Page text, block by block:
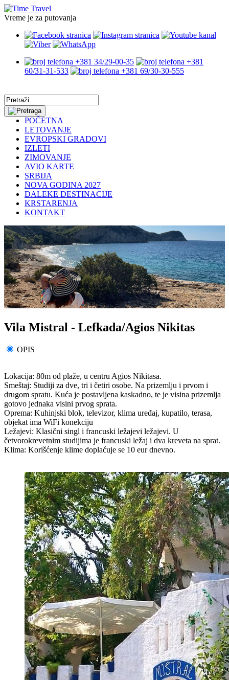
Vreme je za putovanja
+381 34/29-00-35
+381
60/31-31-533
+381 69/30-30-555
POČETNA
LETOVANJE
EVROPSKI GRADOVI
IZLETI
ZIMOVANJE
AVIO KARTE
SRBIJA
NOVA GODINA 2027
DALEKE DESTINACIJE
KRSTARENJA
KONTAKT
Vila Mistral - Lefkada/Agios Nikitas
OPIS
Lokacija: 80m od plaže, u centru Agios Nikitasa.
Smeštaj: Studiji za dve, tri i četiri osobe. Na prizemlju i prvom i
drugom spratu. Kuća je postavljena kaskadno, te je visina prizemlja
gotovo jednaka visini prvog sprata.
Oprema: Kuhinjski blok, televizor, klima uređaj, kupatilo, terasa,
objekat ima WiFi konekciju
Ležajevi: Klasični singl i francuski ležajevi ležajevi. U
četvorokrevetnim studijima je francuski ležaj i dva kreveta na sprat.
Klima: Korišćenje klime doplaćuje se 10 eur dnevno.